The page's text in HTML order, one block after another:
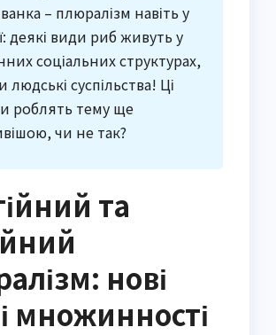
– плюралізм навіть у
деякі види риб живуть у
соціальних структурах,
людські суспільства! Ці
роблять тему ще
чи не так?
та
нові
множинності